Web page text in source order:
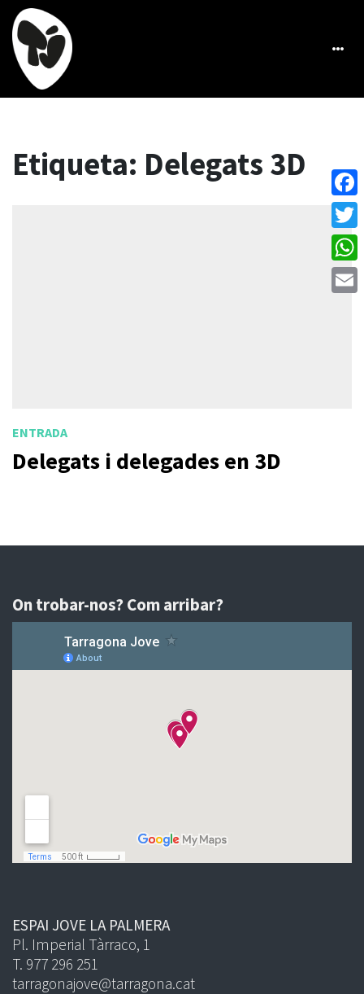
Etiqueta: Delegats 3D
ENTRADA
Delegats i delegades en 3D
On trobar-nos? Com arribar?
ESPAI JOVE LA PALMERA
Pl. Imperial Tàrraco, 1
T. 977 296 251
tarragonajove@tarragona.cat